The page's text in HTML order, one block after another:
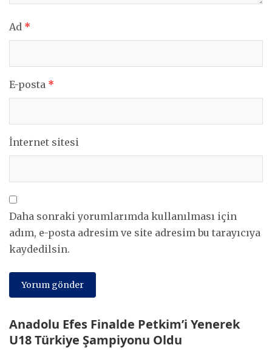
Ad *
E-posta *
İnternet sitesi
Daha sonraki yorumlarımda kullanılması için
adım, e-posta adresim ve site adresim bu tarayıcıya
kaydedilsin.
Anadolu Efes Finalde Petkim’i Yenerek
U18 Türkiye Şampiyonu Oldu